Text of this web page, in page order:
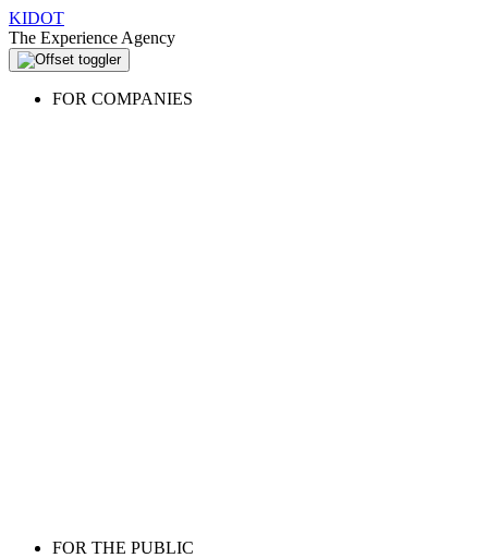
KIDOT
The Experience Agency
FOR COMPANIES
FOR THE PUBLIC